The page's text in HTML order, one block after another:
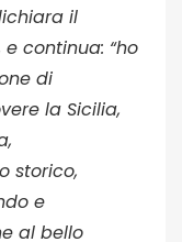
il
continua: “ho
di
la Sicilia,
storico,
e
al bello